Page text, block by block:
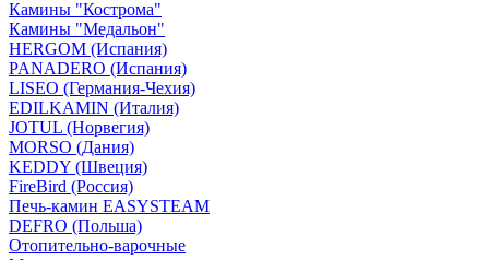
Камины "Кострома"
Камины "Медальон"
HERGOM (Испания)
PANADERO (Испания)
LISEO (Германия-Чехия)
EDILKAMIN (Италия)
JOTUL (Норвегия)
MORSO (Дания)
KEDDY (Швеция)
FireBird (Россия)
Печь-камин EASYSTEAM
DEFRO (Польша)
Отопительно-варочные